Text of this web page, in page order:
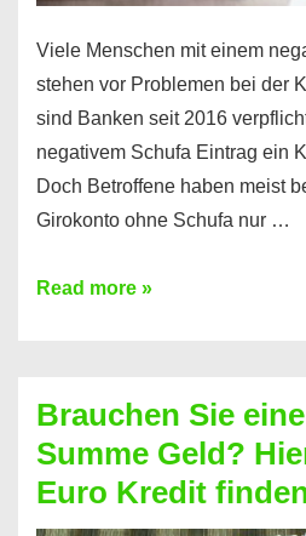
Viele Menschen mit einem
stehen vor Problemen bei der
sind Banken seit 2016
negativem Schufa Eintrag ein
Doch Betroffene haben meist
Girokonto ohne Schufa nur …
Günstiges
Geht
das
überhaupt?
Na
Read more »
Brauchen Sie
Summe Geld?
Euro Kredit